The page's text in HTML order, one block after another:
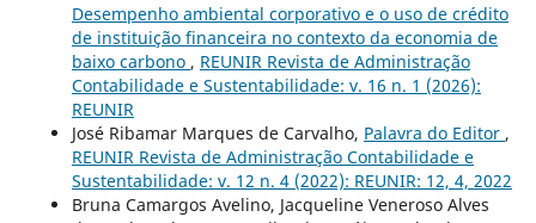
Desempenho ambiental corporativo e o uso de crédito
de instituição financeira no contexto da economia de
baixo carbono , REUNIR Revista de Administração
Contabilidade e Sustentabilidade: v. 16 n. 1 (2026):
REUNIR
José Ribamar Marques de Carvalho, Palavra do Editor ,
REUNIR Revista de Administração Contabilidade e
Sustentabilidade: v. 12 n. 4 (2022): REUNIR: 12, 4, 2022
Bruna Camargos Avelino, Jacqueline Veneroso Alves